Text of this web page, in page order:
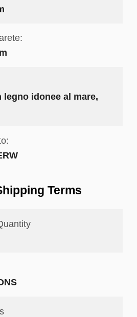
legno idonee al mare,
Terms